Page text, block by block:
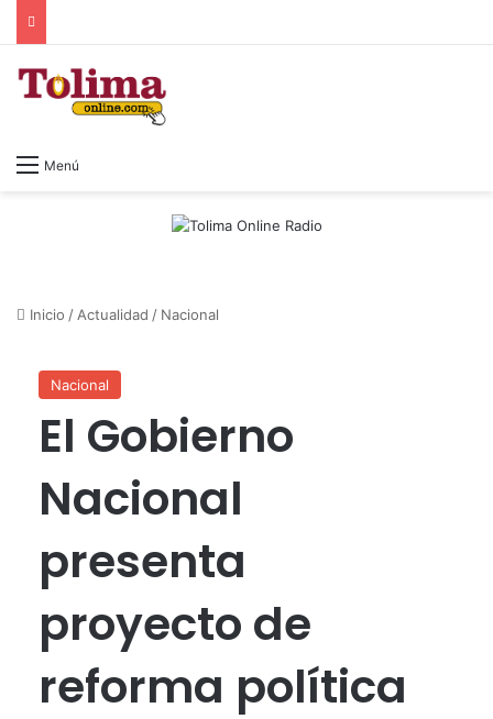
Menú
Inicio / Actualidad / Nacional
Nacional
El Gobierno
Nacional
presenta
proyecto de
reforma política